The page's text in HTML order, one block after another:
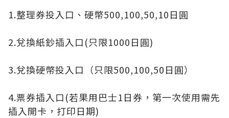
1.整理券投入口、硬幣500,100,50,10日圓
2.兌換紙鈔插入口(只限1000日圓)
3.兌換硬幣投入口（只限500,100,50日圓）
4.票券插入口(若果用巴士1日券，第一次使用需先
插入開卡，打印日期)